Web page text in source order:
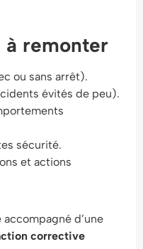
à remonter
ou sans arrêt).
évités de peu).
sécurité.
et actions
d’une
corrective